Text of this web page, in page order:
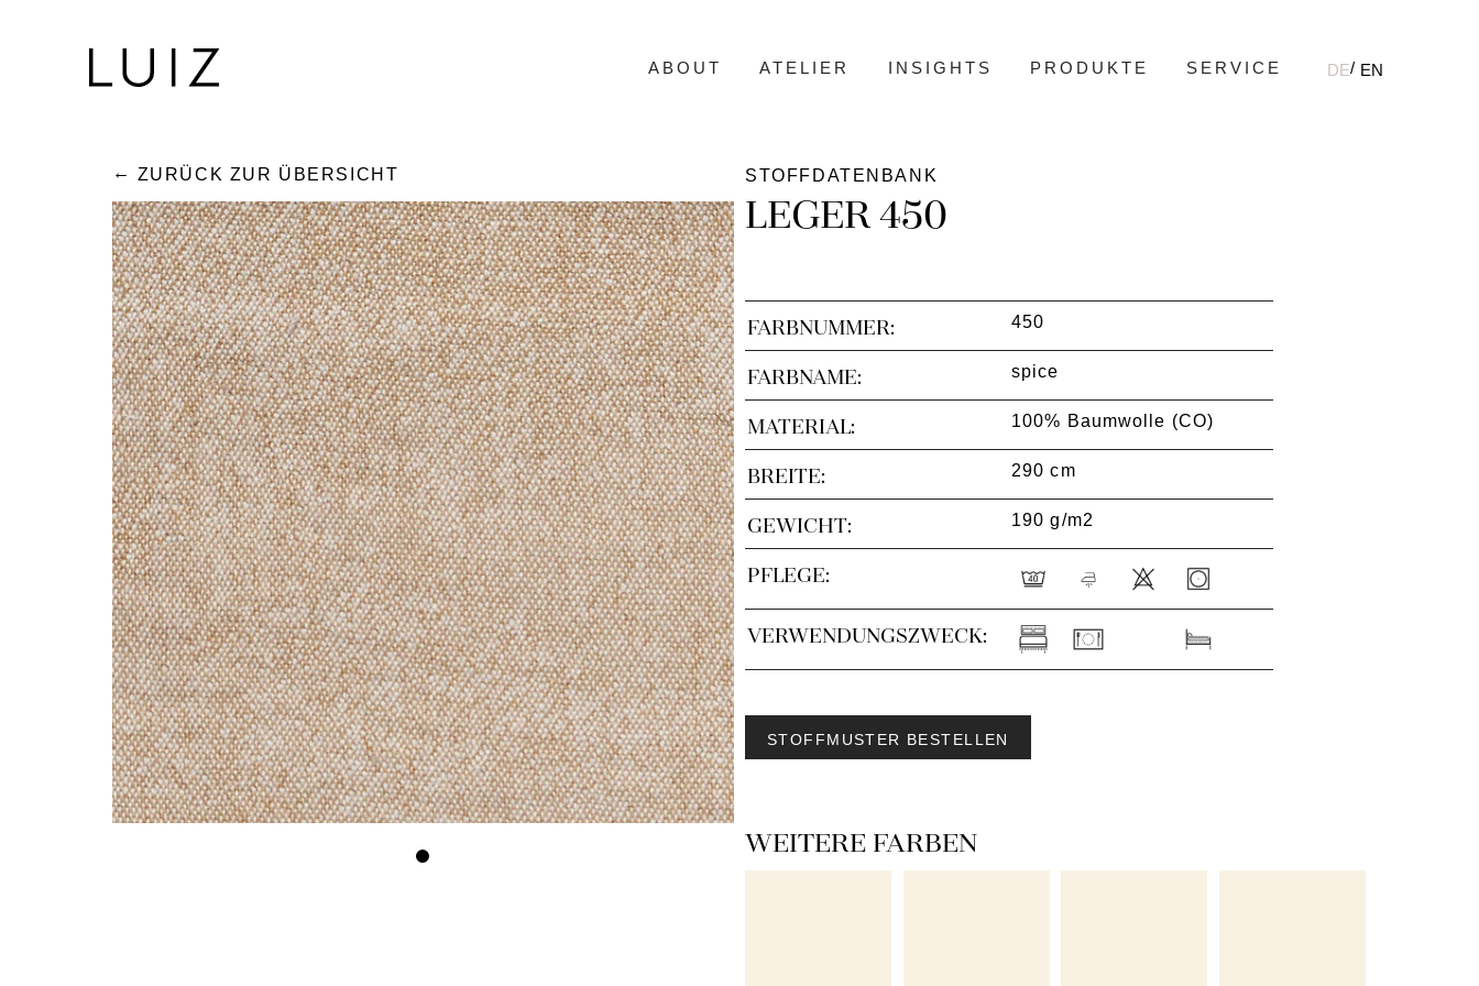
ABOUT ATELIER INSIGHTS PRODUKTE SERVICE DE EN
ZURÜCK ZUR ÜBERSICHT STOFFDATENBANK
LEGER 450
FARBNUMMER: 450
FARBNAME: spice
MATERIAL: 100% Baumwolle (CO)
BREITE: 290 cm
GEWICHT: 190 g/m2
PFLEGE:
VERWENDUNGSZWECK:
STOFFMUSTER BESTELLEN
WEITERE FARBEN